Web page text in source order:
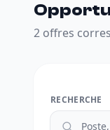
2 offres
RECHERCHE